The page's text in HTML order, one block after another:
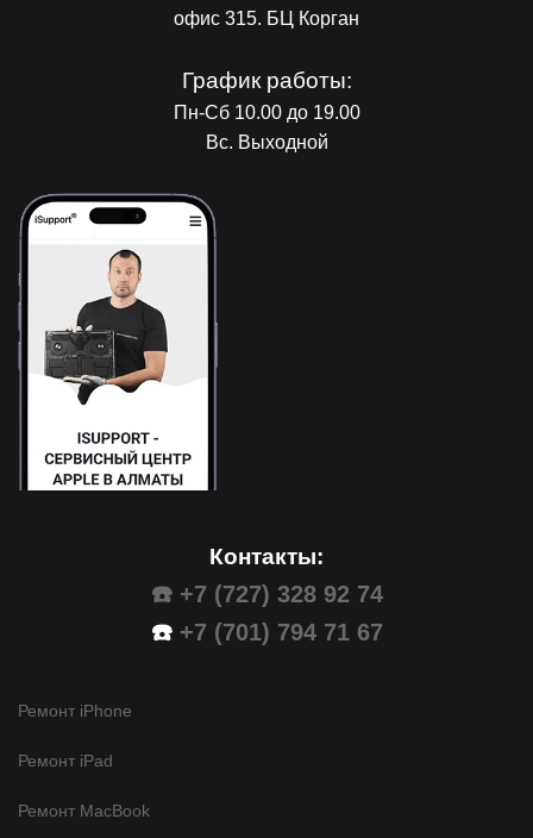
офис 315. БЦ Корган
График работы:
Пн-Сб 10.00 до 19.00
Вс. Выходной
Контакты:
☎️ +7 (727) 328 92 74
☎️ +7 (701) 794 71 67
Ремонт iPhone
Ремонт iPad
Ремонт MacBook